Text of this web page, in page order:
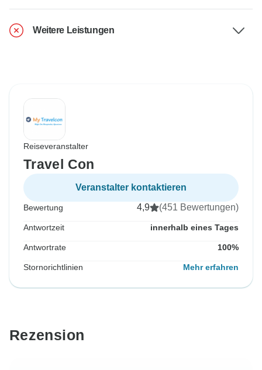
Weitere Leistungen
Reiseveranstalter
Travel Con
Veranstalter kontaktieren
Bewertung 4,9 (451 Bewertungen)
Antwortzeit innerhalb eines Tages
Antwortrate 100%
Stornorichtlinien Mehr erfahren
Rezension